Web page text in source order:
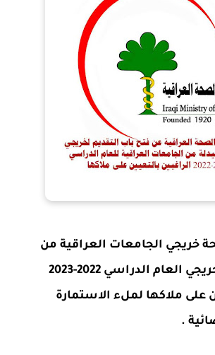
خريجي الجامعات العراقية من
كليات الصيدلة خريجي العام الدراسي 2022-2023
على ملاكها لملء الاستمارة
.